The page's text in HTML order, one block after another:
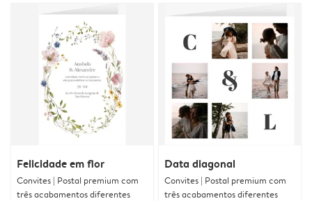
Felicidade em flor
Convites | Postal premium com
três acabamentos diferentes
Data diagonal
Convites | Postal premium com
três acabamentos diferentes